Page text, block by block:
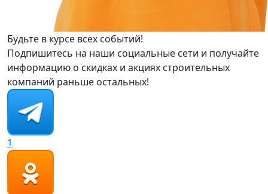
Будьте в курсе всех событий!
Подпишитесь на наши социальные сети и получайте
информацию о скидках и акциях строительных
компаний раньше остальных!
1